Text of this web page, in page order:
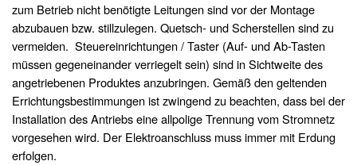
zum Betrieb nicht benötigte Leitungen sind vor der Montage
abzubauen bzw. stillzulegen. Quetsch- und Scherstellen sind zu
vermeiden. Steuereinrichtungen / Taster (Auf- und Ab-Tasten
müssen gegeneinander verriegelt sein) sind in Sichtweite des
angetriebenen Produktes anzubringen. Gemäß den geltenden
Errichtungsbestimmungen ist zwingend zu beachten, dass bei der
Installation des Antriebs eine allpolige Trennung vom Stromnetz
vorgesehen wird. Der Elektroanschluss muss immer mit Erdung
erfolgen.